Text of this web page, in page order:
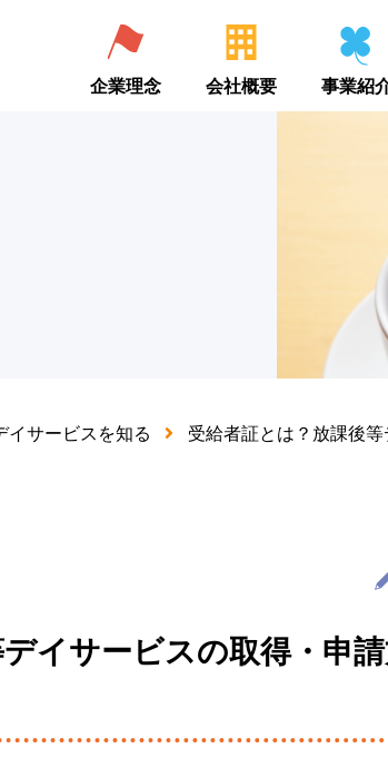
企業理念 会社概要 事業紹
イサービスを知る 受給者証とは？放課後
イサービスの取得・申